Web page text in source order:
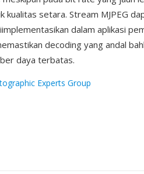
setara. Stream MJPEG
dalam aplikasi
decoding yang andal
daya terbatas.
Experts Group